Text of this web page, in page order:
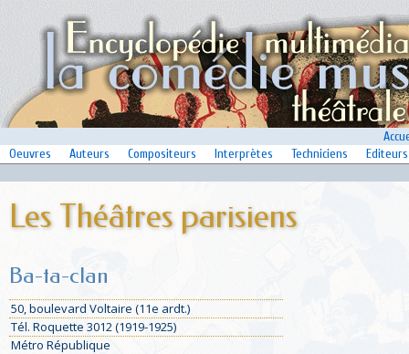
Oeuvres
Auteurs Compositeurs Interprètes Techniciens Editeurs
Les Théâtres parisiens
Ba-ta-clan
50, boulevard Voltaire (11e ardt.)
Tél. Roquette 3012 (1919-1925)
Métro République